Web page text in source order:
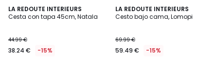
LA REDOUTE INTERIEURS
Cesta con tapa 45cm, Natala
44.99 €
38.24 € -15%
4,7
/ 5
LA REDOUTE INTERIEURS
Cesto bajo cama, Lomopi
69.99 €
59.49 € -15%
4,9
/ 5